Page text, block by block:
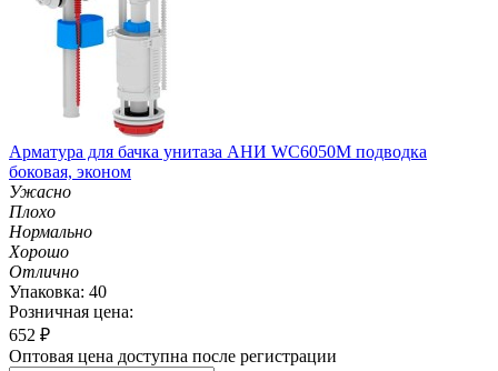
Арматура для бачка унитаза АНИ WC6050M подводка
боковая, эконом
Ужасно
Плохо
Нормально
Хорошо
Отлично
Упаковка: 40
Розничная цена:
652 ₽
Оптовая цена доступна после регистрации